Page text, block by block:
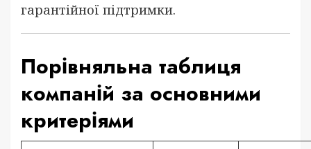
гарантійної підтримки.
Порівняльна таблиця
компаній за основними
критеріями